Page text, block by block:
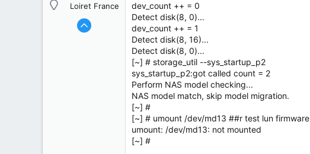
Loiret France
dev_count ++ = 0
Detect disk(8, 0)...
dev_count ++ = 1
Detect disk(8, 16)...
Detect disk(8, 0)...
[~] # storage_util --sys_startup_p2
sys_startup_p2:got called count = 2
Perform NAS model checking...
NAS model match, skip model migration.
[~] #
[~] # umount /dev/md13 ##r test lun firmware
umount: /dev/md13: not mounted
[~] #